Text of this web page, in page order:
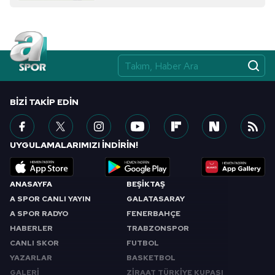
vasıtasıyla belirleyebilirsiniz. Çerezlere ilişkin detaylı bilgi
için Ayarlar butonuna tıklayabilir,Çerez Bilgilendirme
Metnimizi
ziyaret edebilirsiniz.
6698 sayılı Kişisel Verilerin Korunması Kanunu uyarınca
ilgili mevzuata uygun olarak kullanılan çerezlerle ilgili bilgi
almak için lütfen
tıklayınız .
ANASAYFA
A SPOR CANLI YAYIN
A SPOR RADYO
HABERLER
CANLI SKOR
YAZARLAR
GALERİ
BEŞİKTAŞ
GALATASARAY
FENERBAHÇE
TRABZONSPOR
FUTBOL
BASKETBOL
ZİRAAT TÜRKİYE KUPASI
BIZI TAKIP EDIN
UYGULAMALARIMIZI İNDİRİN!